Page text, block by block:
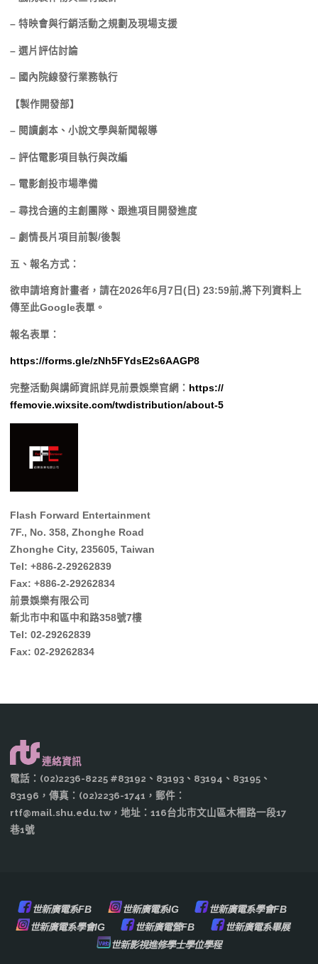
– 特映會與行銷活動之規劃及現場支援
– 選片評估討論
– 國內院線發行業務執行
【製作開發部】
– 閱讀劇本、小說文學與新聞報導
– 評估電影項目執行與改編
– 電影創投市場準備
– 尋找合適的主創團隊、跟進項目開發進度
– 劇情長片項目前製/後製
五、報名方式：
欲申請培育計畫者，請在2026年6月7日(日) 23:59前,將下列資料上
傳至此Google表單。
報名表單：
https://forms.gle/zNh5FYdsE2s6AAGP8
完整活動與講師資訊詳見前景娛樂官網： https://
ffemovie.wixsite.com/twdistribution/about-5
Flash Forward Entertainment
7F., No. 358, Zhonghe Road
Zhonghe City, 235605, Taiwan
Tel: +886-2-29262839
Fax: +886-2-29262834
前景娛樂有限公司
新北市中和區中和路358號7樓
Tel: 02-29262839
Fax: 02-29262834
連絡資訊
電話：(02)2236-8225 #83192、83193、83194、83195、
83196，傳真：(02)2236-1741，郵件：
rtf@mail.shu.edu.tw，地址：116台北市文山區木柵路一段17
巷1號
世新廣電系FB 世新廣電系IG
世新廣電系學會FB
世新廣電系學會IG
世新廣電營FB
世新廣電系畢展
世新影視進修學士學位學程